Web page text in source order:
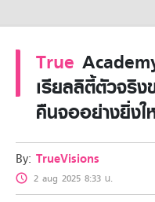
All TrueVisions
Cable and
Privilege
TrueVisions
Showtime
HoReCa
Package for
Find
FAQs
True
เรียลลิตี้ตัวจริ
คืนจออย่างยิ่ง
By: TrueVisions
2 aug 2025 8:33 น.